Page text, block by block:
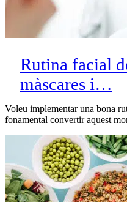
Rutina facial
màscares i…
Voleu implementar una bona
fonamental convertir aquest